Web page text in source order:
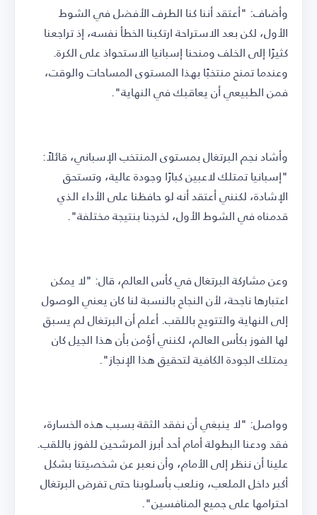
وأضاف: "أعتقد أننا كنا الطرف الأفضل في الشوط
الأول، لكن بعد الاستراحة ارتكبنا الخطأ نفسه، إذ تراجعنا
كثيرًا إلى الخلف ومنحنا إسبانيا الاستحواذ على الكرة.
وعندما تمنح منتخبًا بهذا المستوى المساحات والوقت،
فمن الطبيعي أن يعاقبك في النهاية".
وأشاد نجم البرتغال بمستوى المنتخب الإسباني، قائلاً:
"إسبانيا تمتلك لاعبين كبارًا وجودة عالية، وتستحق
الإشادة، لكنني أعتقد أنه لو حافظنا على الأداء الذي
قدمناه في الشوط الأول، لخرجنا بنتيجة مختلفة".
وعن مشاركة البرتغال في كأس العالم، قال: "لا يمكن
اعتبارها ناجحة، لأن النجاح بالنسبة لنا كان يعني الوصول
إلى النهاية والتتويج باللقب. أعلم أن البرتغال لم يسبق
لها الفوز بكأس العالم، لكنني أؤمن بأن هذا الجيل كان
يمتلك الجودة الكافية لتحقيق هذا الإنجاز".
وواصل: "لا ينبغي أن نفقد الثقة بسبب هذه الخسارة،
فقد ودعنا البطولة أمام أحد أبرز المرشحين للفوز باللقب.
علينا أن ننظر إلى الأمام، وأن نعبر عن شخصيتنا بشكل
أكبر داخل الملعب، ونلعب بأسلوبنا حتى تفرض البرتغال
احترامها على جميع المنافسين".